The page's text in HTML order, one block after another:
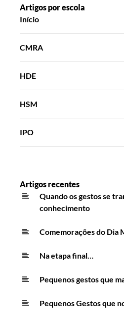
Artigos por escola
Início
CMRA
HDE
HSM
IPO
Artigos recentes
Quando os gestos se
conhecimento
Comemorações do Dia
Na etapa final…
Pequenos gestos que
Pequenos Gestos que